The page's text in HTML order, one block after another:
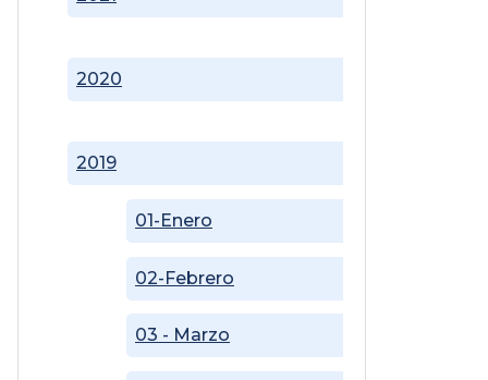
2019
01-Enero
02-Febrero
03 - Marzo
2020